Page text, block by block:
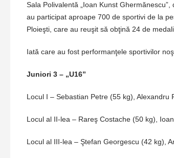
Sala Polivalentă „Ioan Kunst
au participat aproape 700 de sportivi de la
Ploieşti, care au reuşit să obţină 24 de
Iată care au fost performanţele sportivilor
Juniori 3 – „U16”
Locul I – Sebastian Petre (55 kg), Alexandru
Locul al II-lea – Rareş Costache (50 kg),
Locul al III-lea – Ştefan Georgescu (42 kg),